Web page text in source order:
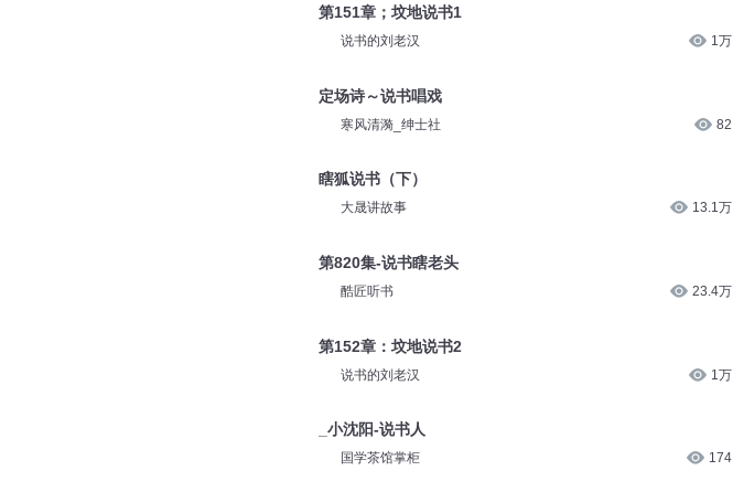
第151章；坟地说书1
说书的刘老汉 1万
定场诗～说书唱戏
寒风清漪_绅士社 82
瞎狐说书（下）
大晟讲故事 13.1万
第820集-说书瞎老头
酷匠听书 23.4万
第152章：坟地说书2
说书的刘老汉 1万
_小沈阳-说书人
国学茶馆掌柜 174